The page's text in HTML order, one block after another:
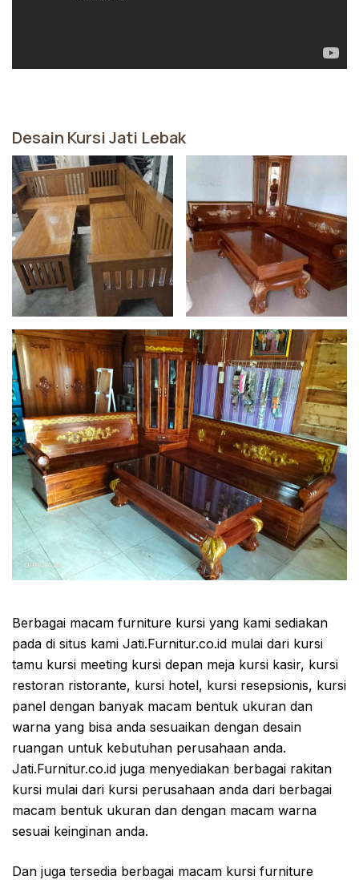
Desain Kursi Jati Lebak
Berbagai macam furniture kursi yang kami sediakan
pada di situs kami Jati.Furnitur.co.id mulai dari kursi
tamu kursi meeting kursi depan meja kursi kasir, kursi
restoran ristorante, kursi hotel, kursi resepsionis, kursi
panel dengan banyak macam bentuk ukuran dan
warna yang bisa anda sesuaikan dengan desain
ruangan untuk kebutuhan perusahaan anda.
Jati.Furnitur.co.id juga menyediakan berbagai rakitan
kursi mulai dari kursi perusahaan anda dari berbagai
macam bentuk ukuran dan dengan macam warna
sesuai keinginan anda.
Dan juga tersedia berbagai macam kursi furniture